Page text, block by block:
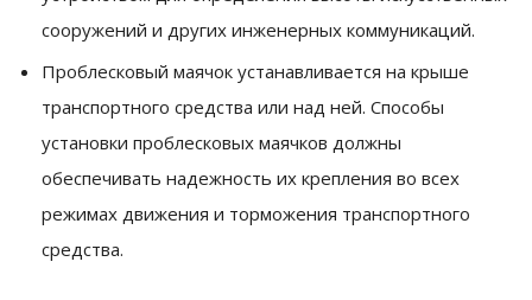
сооружений и других инженерных коммуникаций.
Проблесковый маячок устанавливается на крыше
транспортного средства или над ней. Способы
установки проблесковых маячков должны
обеспечивать надежность их крепления во всех
режимах движения и торможения транспортного
средства.